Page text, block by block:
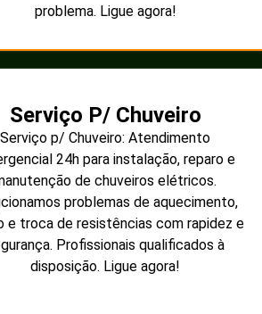
problema. Ligue agora!
Serviço P/ Chuveiro
Serviço p/ Chuveiro: Atendimento
24h para instalação, reparo e
de chuveiros elétricos.
problemas de aquecimento,
e troca de resistências com rapidez e
Profissionais qualificados à
disposição. Ligue agora!